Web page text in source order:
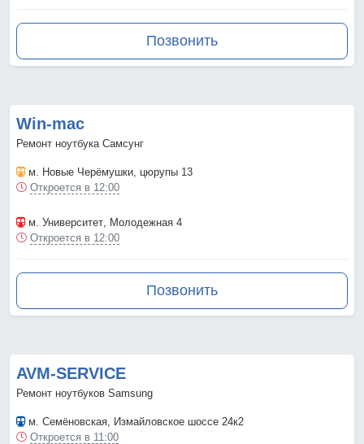
Позвонить
Win-mac
Ремонт ноутбука Самсунг
м. Новые Черёмушки , цюрупы 13
Откроется в 12:00
м. Университет , Молодежная 4
Откроется в 12:00
Позвонить
AVM-SERVICE
Ремонт ноутбуков Samsung
м. Семёновская , Измайловское шоссе 24к2
Откроется в 11:00